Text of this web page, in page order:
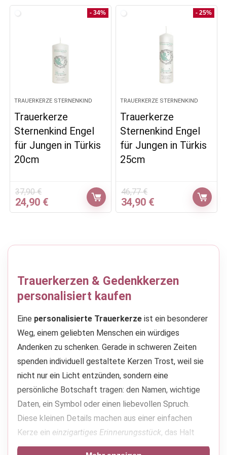
37,90 €
46,77 €
- 34%
TRAUERKERZE STERNENKIND
Trauerkerze
Sternenkind Engel
für Jungen in Türkis
20cm
37,90€
Ursprünglicher
Preis
24,90 € Aktueller
Preis
- 25%
TRAUERKERZE STERNENKIND
Trauerkerze
Sternenkind Engel
für Jungen in Türkis
25cm
46,77€
Ursprünglicher
Preis
34,90 € Aktueller
Preis
Trauerkerzen & Gedenkkerzen
personalisiert kaufen
Eine personalisierte Trauerkerze ist ein besonderer
Weg, einem geliebten Menschen ein würdiges
Andenken zu schenken. Gerade in schweren Zeiten
spenden individuell gestaltete Kerzen Trost, weil sie
nicht nur ein Licht entzünden, sondern eine
persönliche Botschaft tragen: den Namen, wichtige
Daten, ein Symbol oder einen liebevollen Spruch.
Diese kleinen Details machen aus einer einfachen
Kerze ein einzigartiges Erinnerungsstück, das Halt
gibt und die Verbindung zum Verstorbenen auf